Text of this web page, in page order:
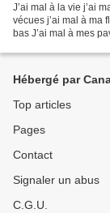
J’ai mal à la vie j’ai
vécues j’ai mal à ma
bas J’ai mal à mes
Hébergé par
Top articles
Pages
Contact
Signaler un abus
C.G.U.